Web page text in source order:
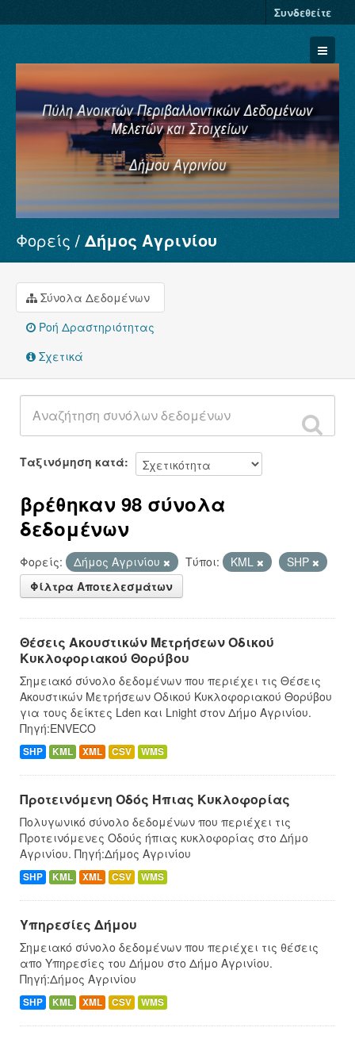
Συνδεθείτε
Σύνολα Δεδομένων
Φορείς
Ομάδες
Σχετικά
Φορείς Δήμος Αγρινίου
Σύνολα Δεδομένων
Ροή Δραστηριότητας
Σχετικά
Ταξινόμηση κατά
βρέθηκαν 98 σύνολα
δεδομένων
Φορείς: Δήμος Αγρινίου Τύποι: KML
SHP
Φίλτρα Αποτελεσμάτων
Θέσεις Ακουστικών Μετρήσεων Οδικού
Κυκλοφοριακού Θορύβου
Σημειακό σύνολο δεδομένων που περιέχει τις Θέσεις
Ακουστικών Μετρήσεων Οδικού Κυκλοφοριακού Θορύβου
για τους δείκτες Lden και Lnight στον Δήμο Αγρινίου.
Πηγή:ENVECO
SHP KML XML CSV WMS
Προτεινόμενη Οδός Ήπιας Κυκλοφορίας
Πολυγωνικό σύνολο δεδομένων που περιέχει τις
Προτεινόμενες Οδούς ήπιας κυκλοφορίας στο Δήμο
Αγρινίου. Πηγή:Δήμος Αγρινίου
SHP KML XML CSV WMS
Υπηρεσίες Δήμου
Σημειακό σύνολο δεδομένων που περιέχει τις θέσεις
απο Υπηρεσίες του Δήμου στο Δήμο Αγρινίου.
Πηγή:Δήμος Αγρινίου
SHP KML XML CSV WMS